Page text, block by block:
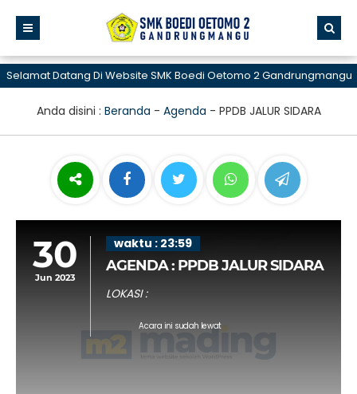
Datang Di Website SMK Boedi Oetomo 2 Gandrungmangu
Anda disini : Beranda - Agenda - PPDB JALUR SIDARA
30
Jun 2023
waktu : 23:59
AGENDA : PPDB JALUR SIDARA
LOKASI :
Acara ini sudah lewat